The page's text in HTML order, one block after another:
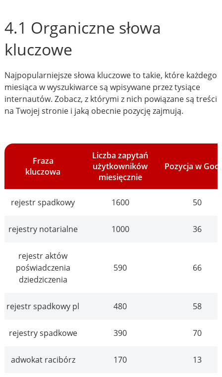
4.1 Organiczne słowa
kluczowe
Najpopularniejsze słowa kluczowe to takie, które każdego
miesiąca w wyszukiwarce są wpisywane przez tysiące
internautów. Zobacz, z którymi z nich powiązane są treści
na Twojej stronie i jaką obecnie pozycję zajmują.
Fraza
kluczowa
Liczba zapytań
użytkowników
miesięcznie
Pozycja w
rejestr spadkowy 1600 50
rejestry notarialne 1000 36
rejestr aktów
poświadczenia
dziedziczenia
590 66
rejestr spadkowy pl 480 58
rejestry spadkowe 390 70
adwokat racibórz 170 13